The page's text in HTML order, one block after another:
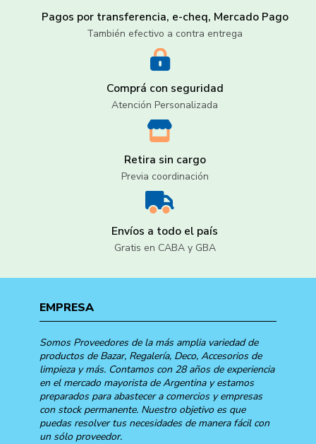
Pagos por transferencia, e-cheq, Mercado Pago
También efectivo a contra entrega
Comprá con seguridad
Atención Personalizada
Retira sin cargo
Previa coordinación
Envíos a todo el país
Gratis en CABA y GBA
EMPRESA
Somos Proveedores de la más amplia variedad de
productos de Bazar, Regalería, Deco, Accesorios de
limpieza y más. Contamos con 28 años de experiencia
en el mercado mayorista de Argentina y estamos
preparados para abastecer a comercios y empresas
con stock permanente. Nuestro objetivo es que
puedas resolver tus necesidades de manera fácil con
un sólo proveedor.